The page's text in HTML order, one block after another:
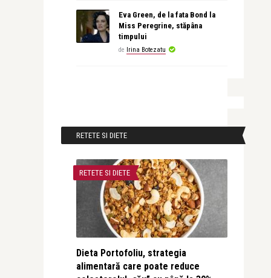
Eva Green, de la fata Bond la
Miss Peregrine, stăpâna
timpului
de Irina Botezatu
RETETE SI DIETE
RETETE SI DIETE
Dieta Portofoliu, strategia
alimentară care poate reduce